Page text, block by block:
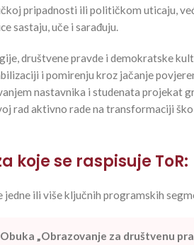
pripadnosti ili političkom uticaju,
sastaju, uče i sarađuju.
društvene pravde i demokratske
i pomirenju kroz jačanje
nastavnika i studenata projekat
rad aktivno rade na transformaciji
koje se raspisuje ToR:
jedne ili više ključnih programskih
„Obrazovanje za društvenu